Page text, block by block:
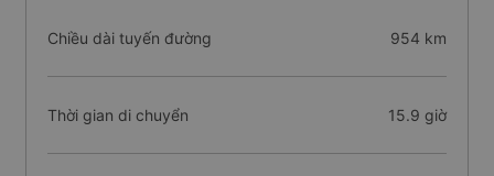
Chiều dài tuyến đường 954 km
Thời gian di chuyển 15.9 giờ